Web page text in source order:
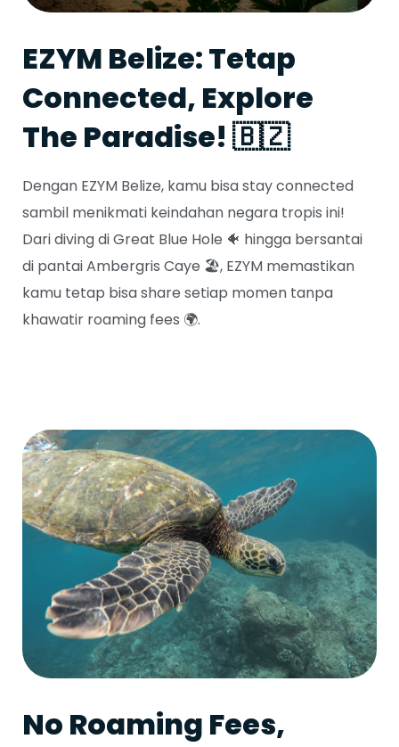
EZYM Belize: Tetap
Connected, Explore
The Paradise! 🇧🇿
Dengan EZYM Belize, kamu bisa stay connected
sambil menikmati keindahan negara tropis ini!
Dari diving diGreat Blue Hole 🐠 hingga bersantai
di pantaiAmbergris Caye 🏖️, EZYM memastikan
kamu tetap bisa share setiap momen tanpa
khawatir roaming fees 🌍.
No Roaming Fees,